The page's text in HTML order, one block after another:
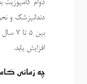
دوام کامپوزیت
دندانپزشک و
بین 5
افزایش یابد.
چه زمانی